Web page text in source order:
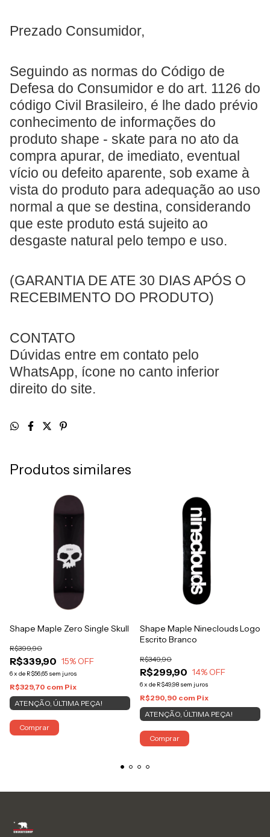
Prezado Consumidor,
Seguindo as normas do Código de
Defesa do Consumidor e do art. 1126 do
código Civil Brasileiro, é lhe dado prévio
conhecimento de informações do
produto shape - skate para no ato da
compra apurar, de imediato, eventual
vício ou defeito aparente, sob exame à
vista do produto para adequação ao uso
normal a que se destina, considerando
que este produto está sujeito ao
desgaste natural pelo tempo e uso.
(GARANTIA DE ATE 30 DIAS APÓS O
RECEBIMENTO DO PRODUTO)
CONTATO
Dúvidas entre em contato pelo
WhatsApp, ícone no canto inferior
direito do site.
Produtos similares
Shape Maple Zero Single Skull
R$339,90
R$399,90
15% OFF
6x de R$56,65 sem juros
R$329,70 com Pix
ATENÇÃO, ÚLTIMA PEÇA!
Comprar
Shape Maple Nineclouds Logo
Escrito Branco
R$299,90
R$349,90
14% OFF
6x de R$49,98 sem juros
R$290,90 com Pix
ATENÇÃO, ÚLTIMA PEÇA!
Comprar